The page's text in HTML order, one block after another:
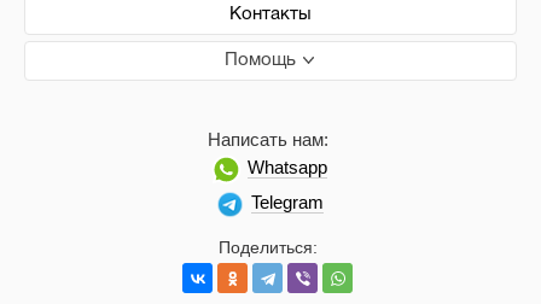
Контакты
Помощь
Поделиться:
Написать нам:
Whatsapp
Telegram